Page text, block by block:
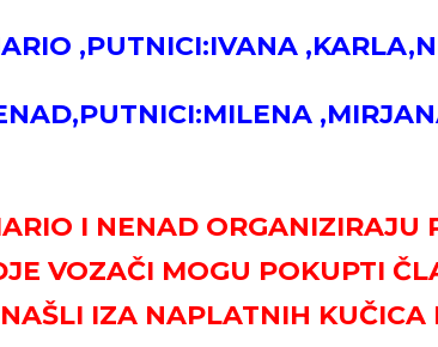
,PUTNICI:IVANA
I NENAD ORGANIZIRAJU
VOZAČI MOGU POKUPTI
IZA NAPLATNIH KUČICA